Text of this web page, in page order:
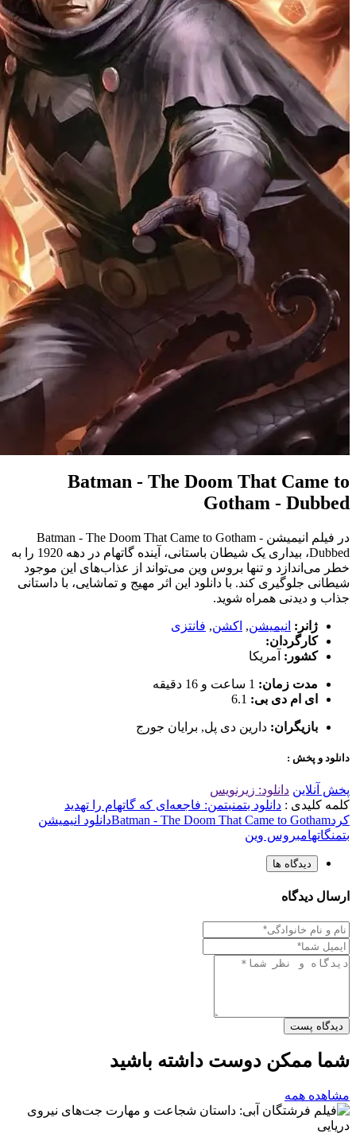
Batman - The Doom That Came to
Gotham - Dubbed
در فیلم انیمیشن Batman - The Doom That Came to Gotham -
Dubbed، بیداری یک شیطان باستانی، آینده گاتهام در دهه 1920 را به
خطر می‌اندازد و تنها بروس وین می‌تواند از عذاب‌های این موجود
شیطانی جلوگیری کند. با دانلود این اثر مهیج و تماشایی، با داستانی
جذاب و دیدنی همراه شوید.
ژانر: انیمیشن, اکشن, فانتزی
کارگردان:
کشور: آمریکا
مدت زمان: 1 ساعت و 16 دقیقه
ای ام دی بی: 6.1
بازیگران: دارین دی پل, برایان جورج
دانلود و پخش :
پخش آنلاین دانلود: زیرنویس
کلمه کلیدی : دانلود بتمنبتمن: فاجعه‌ای که گاتهام را تهدید
کردBatman - The Doom That Came to Gothamدانلود انیمیشن
بتمنگاتهامبروس وین
دیدگاه ها
ارسال دیدگاه
دیدگاه پست
شما ممکن دوست داشته باشید
مشاهده همه